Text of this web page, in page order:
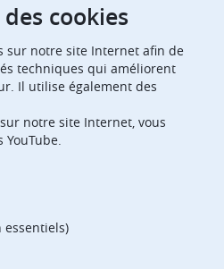
EPO Jobs
cookies
sur notre site Internet afin de
techniques qui améliorent
Il utilise également des
notre site Internet, vous
YouTube.
essentiels)